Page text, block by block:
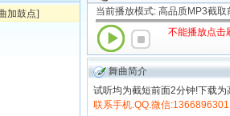
加鼓点]
当前播放模式: 高品质MP3截
不能播放点击
舞曲简介
试听均为截短前面2分钟!下载
联系手机.QQ.微信